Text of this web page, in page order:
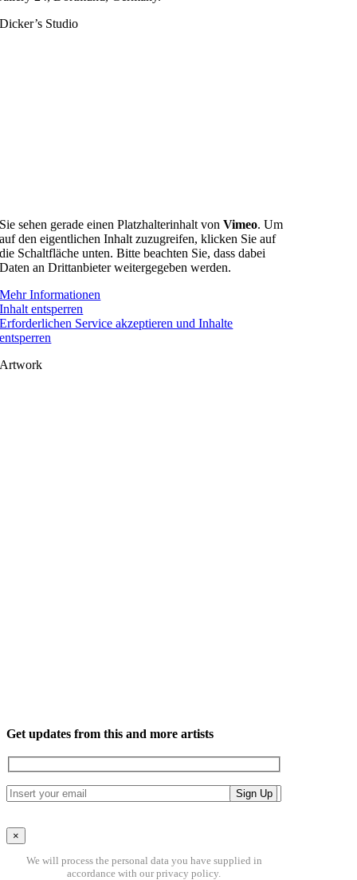
Dicker’s Studio
Sie sehen gerade einen Platzhalterinhalt vonVimeo. Um
auf den eigentlichen Inhalt zuzugreifen, klicken Sie auf
die Schaltfläche unten. Bitte beachten Sie, dass dabei
Daten an Drittanbieter weitergegeben werden.
Mehr Informationen
Inhalt entsperren
Erforderlichen Service akzeptieren und Inhalte
entsperren
Artwork
Get updates from this and more artists
×
We will process the personal data you have supplied in
accordance with our privacy policy.